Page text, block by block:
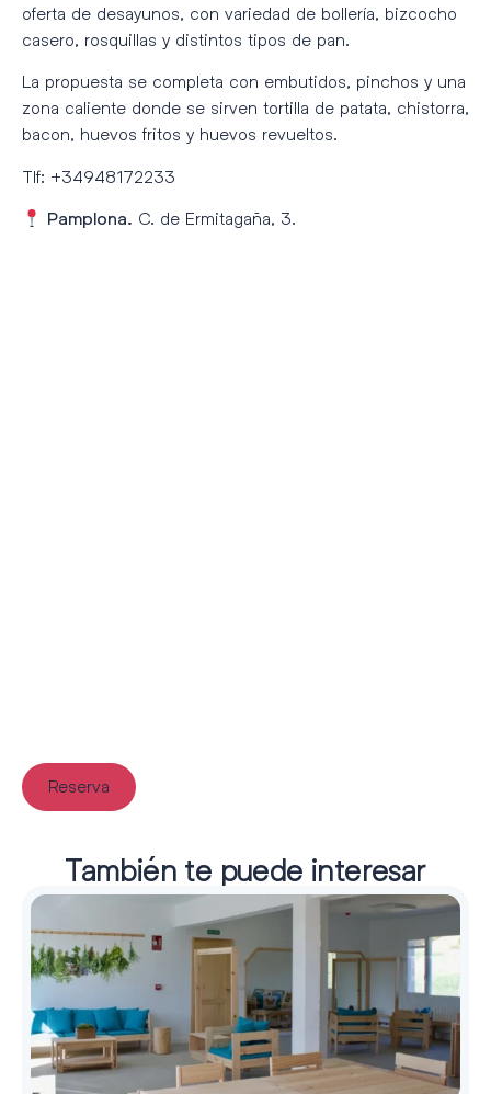
oferta de desayunos, con variedad de bollería, bizcocho
casero, rosquillas y distintos tipos de pan.
La propuesta se completa con embutidos, pinchos y una
zona caliente donde se sirven tortilla de patata, chistorra,
bacon, huevos fritos y huevos revueltos.
Tlf: +34948172233
Pamplona. C. de Ermitagaña, 3.
Reserva
También te puede interesar